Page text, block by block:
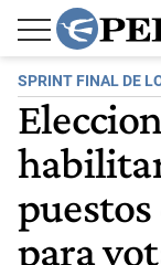
SPRINT FINAL DE
para